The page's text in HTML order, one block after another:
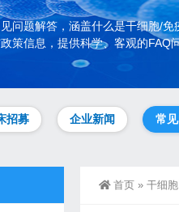
问题解答，涵盖什么是干细胞/
策信息，提供科学、客观的FAQ
招募 企业新闻 常
首页 » 干细